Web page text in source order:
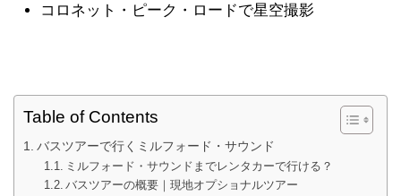
コロネット・ピーク・ロードで星空撮影
Table of Contents
バスツアーで行くミルフォード・サウンド
ミルフォード・サウンドまでレンタカーで行ける？
バスツアーの概要｜現地オプショナルツアー